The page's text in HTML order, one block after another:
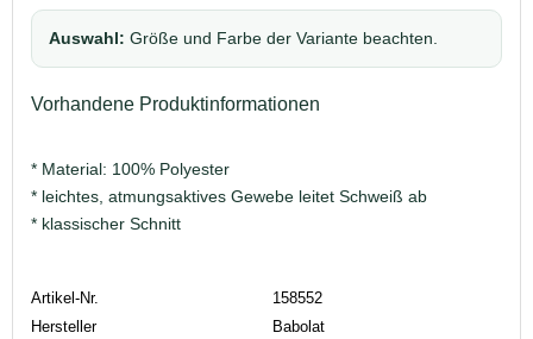
Auswahl: Größe und Farbe der Variante beachten.
Vorhandene Produktinformationen
* Material: 100% Polyester
* leichtes, atmungsaktives Gewebe leitet Schweiß ab
* klassischer Schnitt
Artikel-Nr.
158552
Hersteller
Babolat